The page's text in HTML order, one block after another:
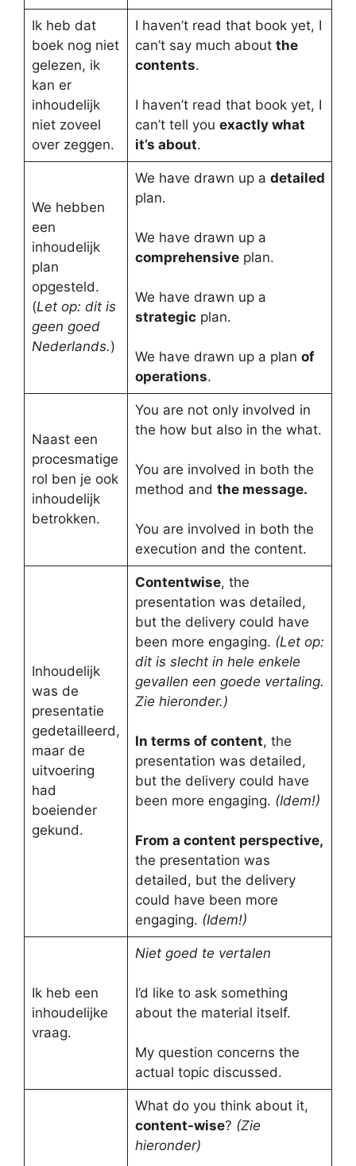
Ik heb dat
boek nog niet
gelezen, ik
kan er
inhoudelijk
niet zoveel
over zeggen.
I haven’t read that book yet, I
can’t say much about the
contents.
I haven’t read that book yet, I
can’t tell you exactly what
it’s about.
We hebben
een
inhoudelijk
plan
opgesteld.
(Let op: dit is
geen goed
Nederlands.)
We have drawn up a detailed
plan.
We have drawn up a
comprehensiveplan.
We have drawn up a
strategicplan.
We have drawn up a plan of
operations.
Naast een
procesmatige
rol ben je ook
inhoudelijk
betrokken.
You are not only involved in
the how but also in the what.
You are involved in both the
method and the message.
You are involved in both the
execution and the content.
Inhoudelijk
was de
presentatie
gedetailleerd,
maar de
uitvoering
had
boeiender
gekund.
Contentwise, the
presentation was detailed,
but the delivery could have
been more engaging. (Let op:
dit is slecht in hele enkele
gevallen een goede vertaling.
Zie hieronder.)
In terms of content, the
presentation was detailed,
but the delivery could have
been more engaging. (Idem!)
From a content perspective,
the presentation was
detailed, but the delivery
could have been more
engaging. (Idem!)
Ik heb een
inhoudelijke
vraag.
Niet goed te vertalen
I’d like to ask something
about the material itself.
My question concerns the
actual topic discussed.
What do you think about it,
content-wise? (Zie
hieronder)